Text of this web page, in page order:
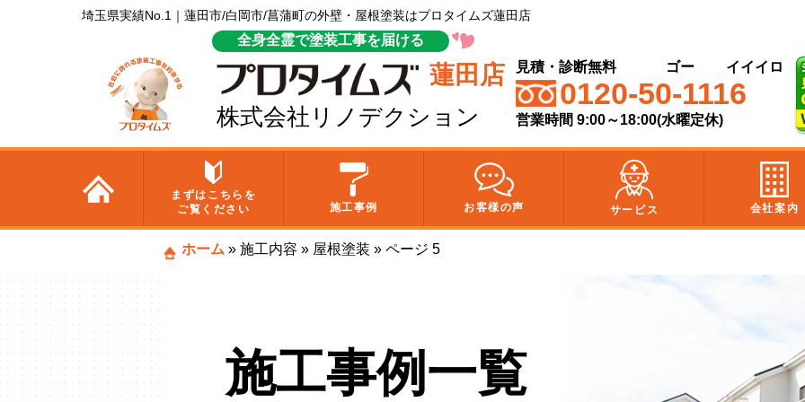
埼玉県実績No.1｜蓮田市/白岡市/菖蒲町の外壁・屋根塗装はプロタイムズ蓮田店
全身全霊で塗装工事を届ける
蓮田店
株式会社リノデクション
見積・診断無料 ゴー イイイロ
0120-50-1116
営業時間 9:00～18:00(水曜定休)
まずはこちらを
ご覧ください
施工事例 お客様の声 サービス 会社案内
ホーム » 施工内容 » 屋根塗装 » ページ 5
施工事例一覧